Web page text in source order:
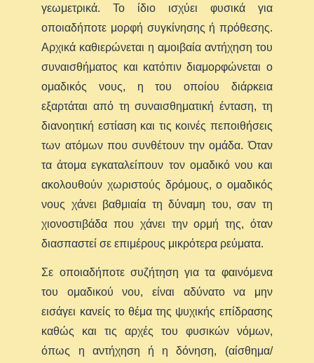
γεωμετρικά. Το ίδιο ισχύει φυσικά για
οποιαδήποτε μορφή συγκίνησης ή πρόθεσης.
Αρχικά καθιερώνεται η αμοιβαία αντήχηση του
συναισθήματος και κατόπιν διαμορφώνεται ο
ομαδικός νους, η του οποίου διάρκεια
εξαρτάται από τη συναισθηματική ένταση, τη
διανοητική εστίαση και τις κοινές πεποιθήσεις
των ατόμων που συνθέτουν την ομάδα. Όταν
τα άτομα εγκαταλείπουν τον ομαδικό νου και
ακολουθούν χωριστούς δρόμους, ο ομαδικός
νους χάνει βαθμιαία τη δύναμη του, σαν τη
χιονοστιβάδα που χάνει την ορμή της, όταν
διασπαστεί σε επιμέρους μικρότερα ρεύματα.
Σε οποιαδήποτε συζήτηση για τα φαινόμενα
του ομαδικού νου, είναι αδύνατο να μην
εισάγει κανείς το θέμα της ψυχικής επίδρασης
καθώς και τις αρχές του φυσικών νόμων,
όπως η αντήχηση ή η δόνηση, (αίσθημα/